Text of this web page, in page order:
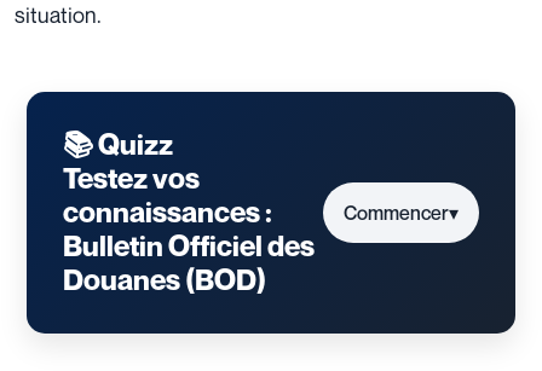
situation.
📚 Quizz
Testez vos
connaissances :
Bulletin Officiel des
Douanes (BOD)
Commencer▾